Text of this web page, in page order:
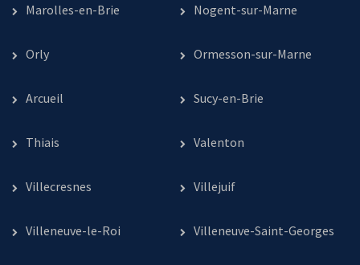
Marolles-en-Brie Nogent-sur-Marne
Orly Ormesson-sur-Marne
Arcueil Sucy-en-Brie
Thiais Valenton
Villecresnes Villejuif
Villeneuve-le-Roi Villeneuve-Saint-Georges